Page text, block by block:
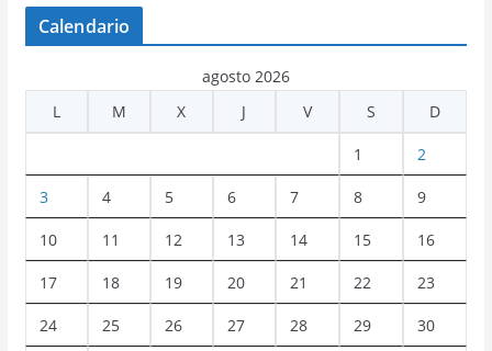
Calendario
agosto 2026
L
M X J V S D
1 2
3 4 5 6 7 8 9
10 11 12 13 14 15 16
17 18 19 20 21 22 23
24 25 26 27 28 29 30